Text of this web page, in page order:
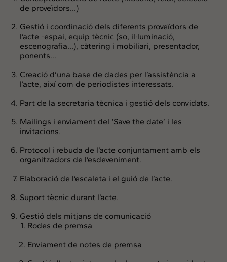
de proveïdors…)
Gestió i coordinació dels diferents proveïdors de
l’acte -espai, equip tècnic (so, il·luminació,
escenografia…), càtering i mobiliari, presentador,
ponents…
Creació d’una base de dades per l’assistència a
l’acte, així com de periodistes interessats.
Part de la secretaria tècnica i gestió dels convidats.
Mailings i enviament del ‘Save the date’ i les
invitacions.
Protocol i rebuda de l’acte conjuntament amb els
organitzadors de l’esdeveniment.
Elaboració de l’escaleta i el guió de l’acte.
Suport tècnic durant l’acte.
Gestió dels mitjans de comunicació
Rodes de premsa
Enviament de notes de premsa